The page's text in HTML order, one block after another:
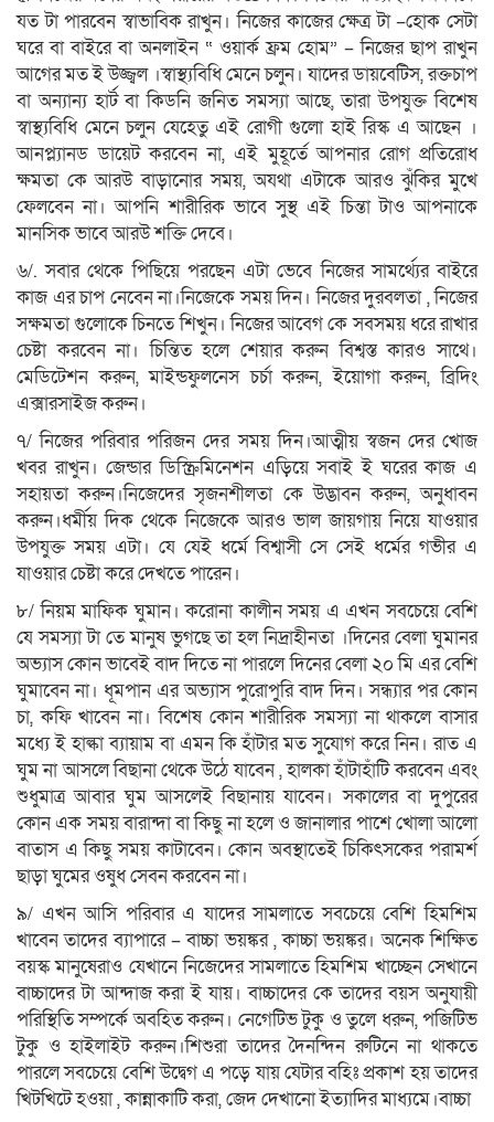
যত টা পারবেন স্বাভাবিক রাখুন। নিজের কাজের ক্ষেত্র টা –হোক সেটা
ঘরে বা বাইরে বা অনলাইন “ ওয়ার্ক ফ্রম হোম” – নিজের ছাপ রাখুন
আগের মত ই উজ্জ্বল ।স্বাস্থ্যবিধি মেনে চলুন। যাদের ডায়বেটিস, রক্তচাপ
বা অন্যান্য হার্ট বা কিডনি জনিত সমস্যা আছে, তারা উপযুক্ত বিশেষ
স্বাস্থ্যবিধি মেনে চলুন যেহেতু এই রোগী গুলো হাই রিস্ক এ আছেন ।
আনপ্ল্যানড ডায়েট করবেন না, এই মুহূর্তে আপনার রোগ প্রতিরোধ
ক্ষমতা কে আরউ বাড়ানোর সময়, অযথা এটাকে আরও ঝুঁকির মুখে
ফেলবেন না। আপনি শারীরিক ভাবে সুস্থ এই চিন্তা টাও আপনাকে
মানসিক ভাবে আরউ শক্তি দেবে।
৬/. সবার থেকে পিছিয়ে পরছেন এটা ভেবে নিজের সামর্থ্যের বাইরে
কাজ এর চাপ নেবেন না।নিজেকে সময় দিন। নিজের দুরবলতা , নিজের
সক্ষমতা গুলোকে চিনতে শিখুন। নিজের আবেগ কে সবসময় ধরে রাখার
চেষ্টা করবেন না। চিন্তিত হলে শেয়ার করুন বিশ্বস্ত কারও সাথে।
মেডিটেশন করুন, মাইন্ডফুলনেস চর্চা করুন, ইয়োগা করুন, ব্রিদিং
এক্সারসাইজ করুন।
৭/ নিজের পরিবার পরিজন দের সময় দিন।আত্মীয় স্বজন দের খোজ
খবর রাখুন। জেন্ডার ডিস্ক্রিমিনেশন এড়িয়ে সবাই ই ঘরের কাজ এ
সহায়তা করুন।নিজেদের সৃজনশীলতা কে উদ্ভাবন করুন, অনুধাবন
করুন।ধর্মীয় দিক থেকে নিজেকে আরও ভাল জায়গায় নিয়ে যাওয়ার
উপযুক্ত সময় এটা। যে যেই ধর্মে বিশ্বাসী সে সেই ধর্মের গভীর এ
যাওয়ার চেষ্টা করে দেখতে পারেন।
৮/ নিয়ম মাফিক ঘুমান। করোনা কালীন সময় এ এখন সবচেয়ে বেশি
যে সমস্যা টা তে মানুষ ভুগছে তা হল নিদ্রাহীনতা ।দিনের বেলা ঘুমানর
অভ্যাস কোন ভাবেই বাদ দিতে না পারলে দিনের বেলা ২০ মি এর বেশি
ঘুমাবেন না। ধূমপান এর অভ্যাস পুরোপুরি বাদ দিন। সন্ধ্যার পর কোন
চা, কফি খাবেন না। বিশেষ কোন শারীরিক সমস্যা না থাকলে বাসার
মধ্যে ই হাল্কা ব্যায়াম বা এমন কি হাঁটার মত সুযোগ করে নিন। রাত এ
ঘুম না আসলে বিছানা থেকে উঠে যাবেন , হালকা হাঁটাহাঁটি করবেন এবং
শুধুমাত্র আবার ঘুম আসলেই বিছানায় যাবেন। সকালের বা দুপুরের
কোন এক সময় বারান্দা বা কিছু না হলে ও জানালার পাশে খোলা আলো
বাতাস এ কিছু সময় কাটাবেন। কোন অবস্থাতেই চিকিৎসকের পরামর্শ
ছাড়া ঘুমের ওষুধ সেবন করবেন না।
৯/ এখন আসি পরিবার এ যাদের সামলাতে সবচেয়ে বেশি হিমশিম
খাবেন তাদের ব্যাপারে – বাচ্চা ভয়ঙ্কর , কাচ্চা ভয়ঙ্কর। অনেক শিক্ষিত
বয়স্ক মানুষেরাও যেখানে নিজেদের সামলাতে হিমশিম খাচ্ছেন সেখানে
বাচ্চাদের টা আন্দাজ করা ই যায়। বাচ্চাদের কে তাদের বয়স অনুযায়ী
পরিস্থিতি সম্পর্কে অবহিত করুন। নেগেটিভ টুকু ও তুলে ধরুন, পজিটিভ
টুকু ও হাইলাইট করুন।শিশুরা তাদের দৈনন্দিন রুটিনে না থাকতে
পারলে সবচেয়ে বেশি উদ্বেগ এ পড়ে যায় যেটার বহিঃ প্রকাশ হয় তাদের
খিটখিটে হওয়া , কান্নাকাটি করা, জেদ দেখানো ইত্যাদির মাধ্যমে।বাচ্চা